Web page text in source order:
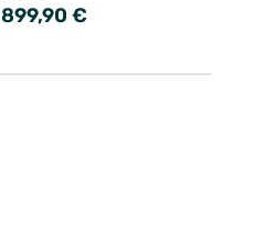
899,90 €